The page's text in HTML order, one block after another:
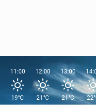
11:00
19°C
12:00
21°C
13:00
21°C